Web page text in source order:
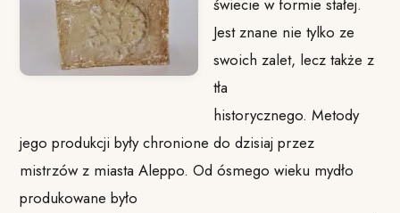
świecie w formie stałej.
Jest znane nie tylko ze
swoich zalet, lecz także z
tła
historycznego. Metody
jego produkcji były chronione do dzisiaj przez
mistrzów z miasta Aleppo. Od ósmego wieku mydło
produkowane było